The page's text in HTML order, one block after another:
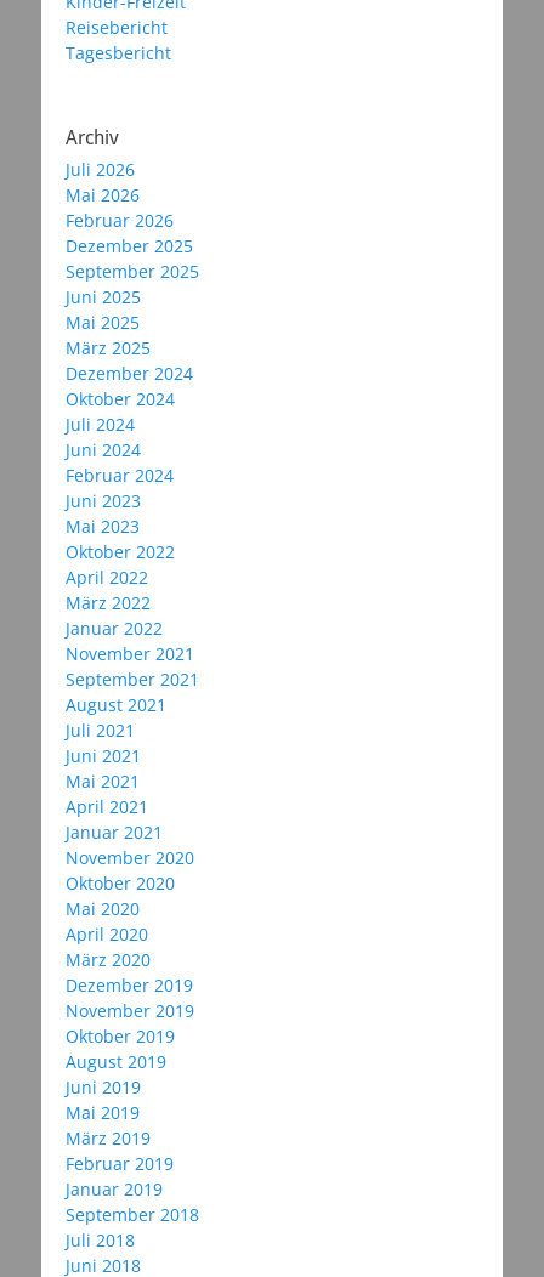
Reisebericht
Tagesbericht
Archiv
Juli 2026
Mai 2026
Februar 2026
Dezember 2025
September 2025
Juni 2025
Mai 2025
März 2025
Dezember 2024
Oktober 2024
Juli 2024
Juni 2024
Februar 2024
Juni 2023
Mai 2023
Oktober 2022
April 2022
März 2022
Januar 2022
November 2021
September 2021
August 2021
Juli 2021
Juni 2021
Mai 2021
April 2021
Januar 2021
November 2020
Oktober 2020
Mai 2020
April 2020
März 2020
Dezember 2019
November 2019
Oktober 2019
August 2019
Juni 2019
Mai 2019
März 2019
Februar 2019
Januar 2019
September 2018
Juli 2018
Juni 2018